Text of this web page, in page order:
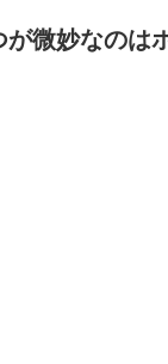
が微妙なのは